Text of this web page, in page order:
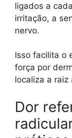
ligados a
irritação, a
nervo.
Isso facilita o
força por
localiza a raiz
Dor